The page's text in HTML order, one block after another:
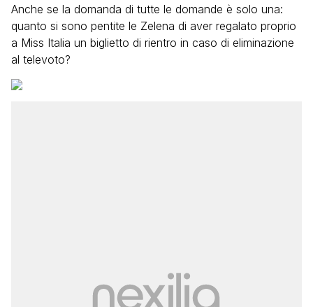
Anche se la domanda di tutte le domande è solo una:
quanto si sono pentite le Zelena di aver regalato proprio
a Miss Italia un biglietto di rientro in caso di eliminazione
al televoto?